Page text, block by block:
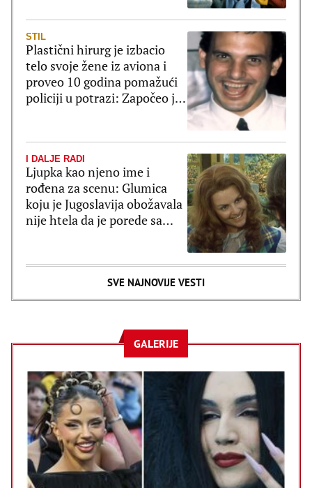
STIL
Plastični hirurg je izbacio
telo svoje žene iz aviona i
proveo 10 godina pomažući
policiji u potrazi: Započeo je
I DALJE RADI
Ljupka kao njeno ime i
rođena za scenu: Glumica
koju je Jugoslavija obožavala
nije htela da je porede sa
SVE NAJNOVIJE VESTI
GALERIJE